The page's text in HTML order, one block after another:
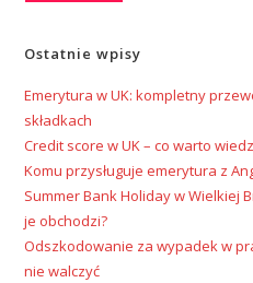
Ostatnie wpisy
Emerytura w UK: kompletny
składkach
Credit score w UK – co warto
Komu przysługuje emerytura z
Summer Bank Holiday w Wielkiej
je obchodzi?
Odszkodowanie za wypadek w
nie walczyć